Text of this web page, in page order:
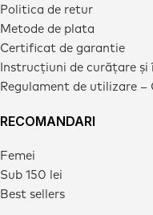
Politica de retur
Metode de plata
Certificat de garantie
Instrucțiuni de curățare
Regulament de utilizare –
RECOMANDARI
Femei
Sub 150 lei
Best sellers